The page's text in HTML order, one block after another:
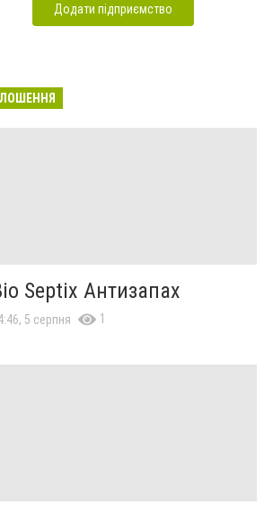
Додати підприємство
Septix Антизапах
5 серпня 1